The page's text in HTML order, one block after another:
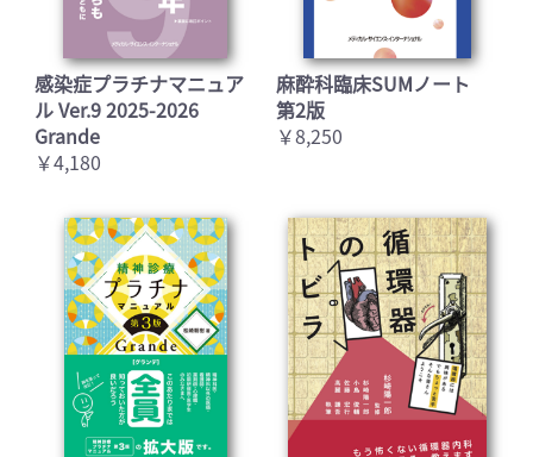
感染症プラチナマニュア
ル Ver.9 2025-2026
Grande
￥4,180
麻酔科臨床SUMノート
第2版
￥8,250